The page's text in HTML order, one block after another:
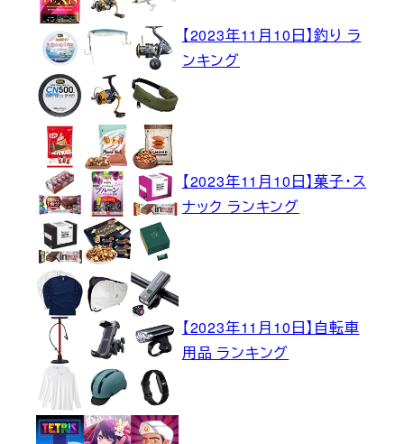
【2023年11月10日】釣り ラ
ンキング
【2023年11月10日】菓子・ス
ナック ランキング
【2023年11月10日】自転車
用品 ランキング